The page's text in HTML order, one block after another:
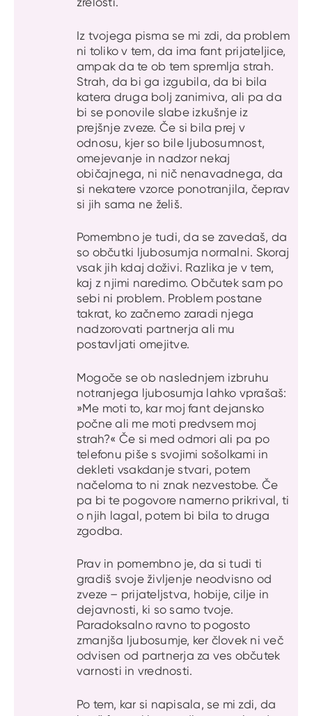
Iz tvojega pisma se mi zdi, da problem
ni toliko v tem, da ima fant prijateljice,
ampak da te ob tem spremlja strah.
Strah, da bi ga izgubila, da bi bila
katera druga bolj zanimiva, ali pa da
bi se ponovile slabe izkušnje iz
prejšnje zveze. Če si bila prej v
odnosu, kjer so bile ljubosumnost,
omejevanje in nadzor nekaj
običajnega, ni nič nenavadnega, da
si nekatere vzorce ponotranjila, čeprav
si jih sama ne želiš.
Pomembno je tudi, da se zavedaš, da
so občutki ljubosumja normalni. Skoraj
vsak jih kdaj doživi. Razlika je v tem,
kaj z njimi naredimo. Občutek sam po
sebi ni problem. Problem postane
takrat, ko začnemo zaradi njega
nadzorovati partnerja ali mu
postavljati omejitve.
Mogoče se ob naslednjem izbruhu
notranjega ljubosumja lahko vprašaš:
»Me moti to, kar moj fant dejansko
počne ali me moti predvsem moj
strah?« Če si med odmori ali pa po
telefonu piše s svojimi sošolkami in
dekleti vsakdanje stvari, potem
načeloma to ni znak nezvestobe. Če
pa bi te pogovore namerno prikrival, ti
o njih lagal, potem bi bila to druga
zgodba.
Prav in pomembno je, da si tudi ti
gradiš svoje življenje neodvisno od
zveze – prijateljstva, hobije, cilje in
dejavnosti, ki so samo tvoje.
Paradoksalno ravno to pogosto
zmanjša ljubosumje, ker človek ni več
odvisen od partnerja za ves občutek
varnosti in vrednosti.
Po tem, kar si napisala, se mi zdi, da